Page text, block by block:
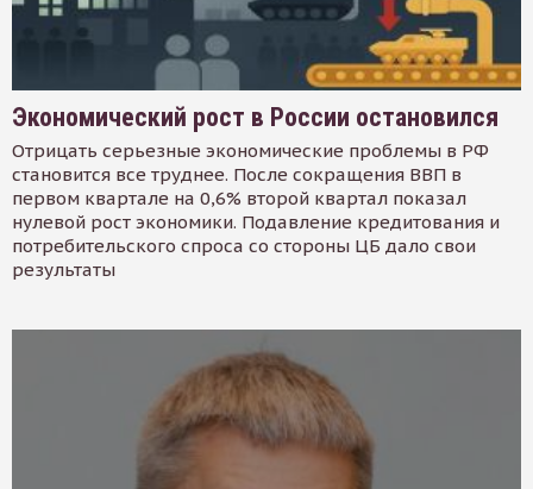
Экономический рост в России остановился
Отрицать серьезные экономические проблемы в РФ
становится все труднее. После сокращения ВВП в
первом квартале на 0,6% второй квартал показал
нулевой рост экономики. Подавление кредитования и
потребительского спроса со стороны ЦБ дало свои
результаты